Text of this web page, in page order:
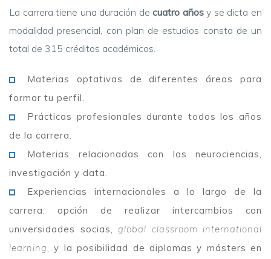
La carrera tiene una duración decuatro añosy se dicta en
modalidad presencial, con plan de estudios consta de un
total de 315 créditos académicos.
Materias optativas de diferentes áreas para
formar tu perfil.
Prácticas profesionales durante todos los años
de la carrera.
Materias relacionadas con las neurociencias,
investigación y data.
Experiencias internacionales a lo largo de la
carrera: opción de realizar intercambios con
universidades socias, global classroom international
learning,y la posibilidad de diplomas y másters en